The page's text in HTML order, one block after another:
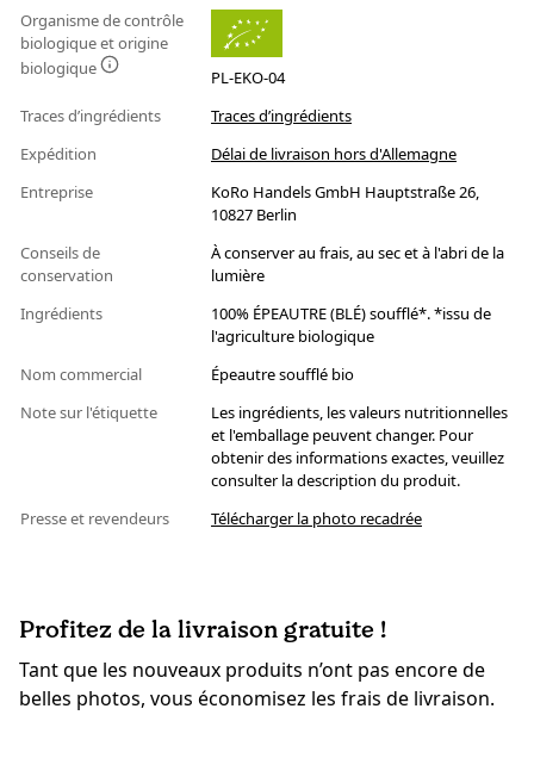
Organisme de contrôle
biologique et origine
biologique
PL-EKO-04
Traces d’ingrédients
Traces d’ingrédients
Expédition
Délai de livraison hors d'Allemagne
Entreprise
KoRo Handels GmbH Hauptstraße 26,
10827 Berlin
Conseils de
conservation
À conserver au frais, au sec et à l'abri de la
lumière
Ingrédients
100% ÉPEAUTRE (BLÉ) soufflé*. *issu de
l'agriculture biologique
Nom commercial
Épeautre soufflé bio
Note sur l'étiquette
Les ingrédients, les valeurs nutritionnelles
et l'emballage peuvent changer. Pour
obtenir des informations exactes, veuillez
consulter la description du produit.
Presse et revendeurs
Télécharger la photo recadrée
Profitez de la livraison gratuite !
Tant que les nouveaux produits n’ont pas encore de
belles photos, vous économisez les frais de livraison.